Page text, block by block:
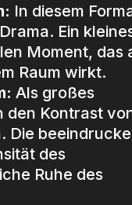
In diesem
Ein
Moment, das
Raum wirkt.
Als großes
den Kontrast
Die
des
Ruhe des